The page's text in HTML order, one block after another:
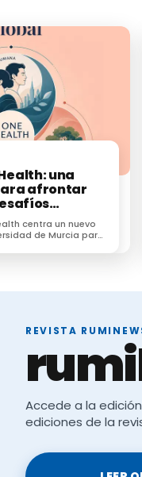
una
afrontar
veterinaria
centra un nuevo
de Murcia para
e IA.
REVISTA
Accede a la
ediciones de la